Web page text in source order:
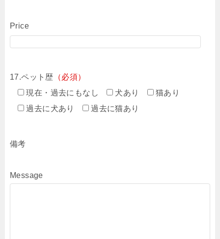
Price
17.ペット歴 （必須）
現在・過去にもなし
犬あり
猫あり
過去に犬あり
過去に猫あり
備考
Message